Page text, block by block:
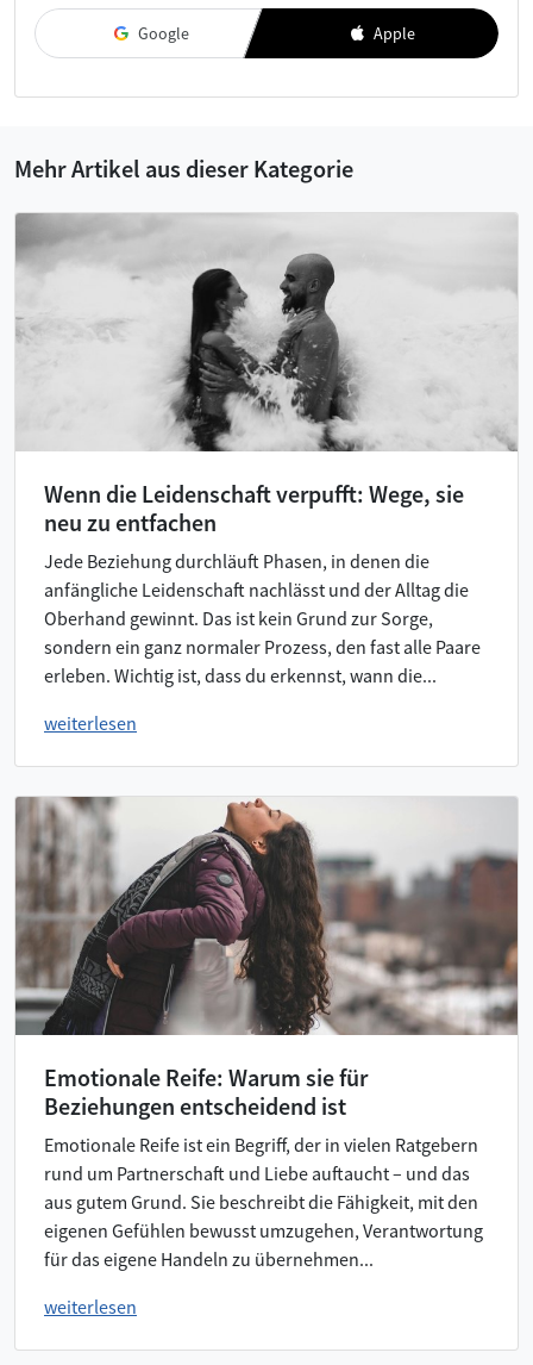
Google
Apple
Mehr Artikel aus dieser Kategorie
Wenn die Leidenschaft verpufft: Wege, sie
neu zu entfachen
Jede Beziehung durchläuft Phasen, in denen die
anfängliche Leidenschaft nachlässt und der Alltag die
Oberhand gewinnt. Das ist kein Grund zur Sorge,
sondern ein ganz normaler Prozess, den fast alle Paare
erleben. Wichtig ist, dass du erkennst, wann die...
weiterlesen
Emotionale Reife: Warum sie für
Beziehungen entscheidend ist
Emotionale Reife ist ein Begriff, der in vielen Ratgebern
rund um Partnerschaft und Liebe auftaucht – und das
aus gutem Grund. Sie beschreibt die Fähigkeit, mit den
eigenen Gefühlen bewusst umzugehen, Verantwortung
für das eigene Handeln zu übernehmen...
weiterlesen